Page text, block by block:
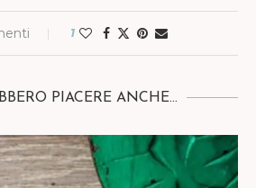
1
PIACERE ANCHE...